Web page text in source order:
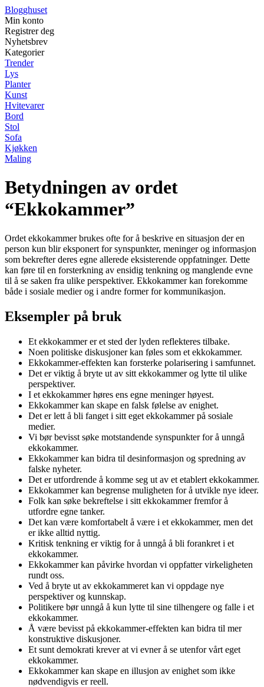
Blogghuset
Min konto
Registrer deg
Nyhetsbrev
Kategorier
Trender
Lys
Planter
Kunst
Hvitevarer
Bord
Stol
Sofa
Kjøkken
Maling
Betydningen av ordet
“Ekkokammer”
Ordet ekkokammer brukes ofte for å beskrive en situasjon der en
person kun blir eksponert for synspunkter, meninger og informasjon
som bekrefter deres egne allerede eksisterende oppfatninger. Dette
kan føre til en forsterkning av ensidig tenkning og manglende evne
til å se saken fra ulike perspektiver. Ekkokammer kan forekomme
både i sosiale medier og i andre former for kommunikasjon.
Eksempler på bruk
Et ekkokammer er et sted der lyden reflekteres tilbake.
Noen politiske diskusjoner kan føles som et ekkokammer.
Ekkokammer-effekten kan forsterke polarisering i samfunnet.
Det er viktig å bryte ut av sitt ekkokammer og lytte til ulike
perspektiver.
I et ekkokammer høres ens egne meninger høyest.
Ekkokammer kan skape en falsk følelse av enighet.
Det er lett å bli fanget i sitt eget ekkokammer på sosiale
medier.
Vi bør bevisst søke motstandende synspunkter for å unngå
ekkokammer.
Ekkokammer kan bidra til desinformasjon og spredning av
falske nyheter.
Det er utfordrende å komme seg ut av et etablert ekkokammer.
Ekkokammer kan begrense muligheten for å utvikle nye ideer.
Folk kan søke bekreftelse i sitt ekkokammer fremfor å
utfordre egne tanker.
Det kan være komfortabelt å være i et ekkokammer, men det
er ikke alltid nyttig.
Kritisk tenkning er viktig for å unngå å bli forankret i et
ekkokammer.
Ekkokammer kan påvirke hvordan vi oppfatter virkeligheten
rundt oss.
Ved å bryte ut av ekkokammeret kan vi oppdage nye
perspektiver og kunnskap.
Politikere bør unngå å kun lytte til sine tilhengere og falle i et
ekkokammer.
Å være bevisst på ekkokammer-effekten kan bidra til mer
konstruktive diskusjoner.
Et sunt demokrati krever at vi evner å se utenfor vårt eget
ekkokammer.
Ekkokammer kan skape en illusjon av enighet som ikke
nødvendigvis er reell.